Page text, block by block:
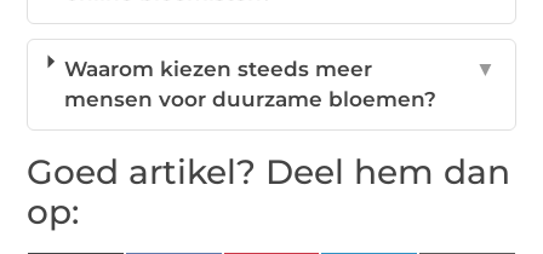
Waarom kiezen steeds meer
mensen voor duurzame bloemen?
▼
Goed artikel? Deel hem dan
op: